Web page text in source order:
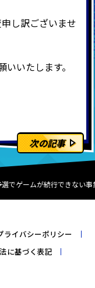
し訳ございませ
いたします。
次の記事
選でゲームが続行できない
ライバシーポリシー
に基づく表記